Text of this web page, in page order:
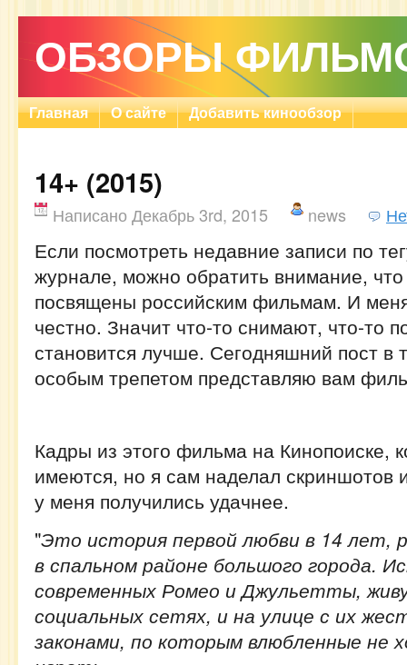
ОБЗОРЫ
Главная О сайте Добавить кинообзор
14+ (2015)
Написано Декабрь 3rd, 2015 news
Если посмотреть недавние записи по
журнале, можно обратить внимание,
посвящены российским фильмам. И
честно. Значит что-то снимают, что-то
становится лучше. Сегодняшний пост в
особым трепетом представляю вам
Кадры из этого фильма на Кинопоиске,
имеются, но я сам наделал скриншотов
у меня получились удачнее.
"Это история первой любви в 14 лет,
в спальном районе большого города.
современных Ромео и Джульетты,
социальных сетях, и на улице с их
законами, по которым влюбленные не